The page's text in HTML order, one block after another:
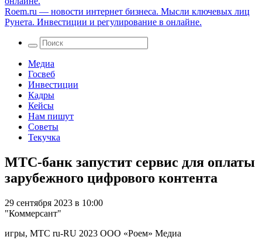
Roem.ru — новости интернет бизнеса. Мысли ключевых лиц
Рунета. Инвестиции и регулирование в онлайне.
Медиа
Госвеб
Инвестиции
Кадры
Кейсы
Нам пишут
Советы
Текучка
МТС-банк запустит сервис для оплаты
зарубежного цифрового контента
29 сентября 2023 в 10:00
"Коммерсант"
игры, МТС ru-RU 2023 ООО «Роем» Медиа